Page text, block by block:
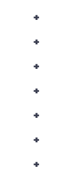
+
+
+
+
+
+
+